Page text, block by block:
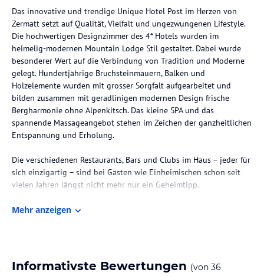
Das innovative und trendige Unique Hotel Post im Herzen von
Zermatt setzt auf Qualität, Vielfalt und ungezwungenen Lifestyle.
Die hochwertigen Designzimmer des 4* Hotels wurden im
heimelig-modernen Mountain Lodge Stil gestaltet. Dabei wurde
besonderer Wert auf die Verbindung von Tradition und Moderne
gelegt. Hundertjährige Bruchsteinmauern, Balken und
Holzelemente wurden mit grosser Sorgfalt aufgearbeitet und
bilden zusammen mit geradlinigen modernen Design frische
Bergharmonie ohne Alpenkitsch. Das kleine SPA und das
spannende Massageangebot stehen im Zeichen der ganzheitlichen
Entspannung und Erholung.
Die verschiedenen Restaurants, Bars und Clubs im Haus – jeder für
sich einzigartig – sind bei Gästen wie Einheimischen schon seit
vielen Jahren längst nicht mehr nur ein Geheimtipp.
Die Lage des Hotels
den Bergbahnen und der Skibushaltestelle.
Mehr anzeigen
Informativste Bewertungen (von 36